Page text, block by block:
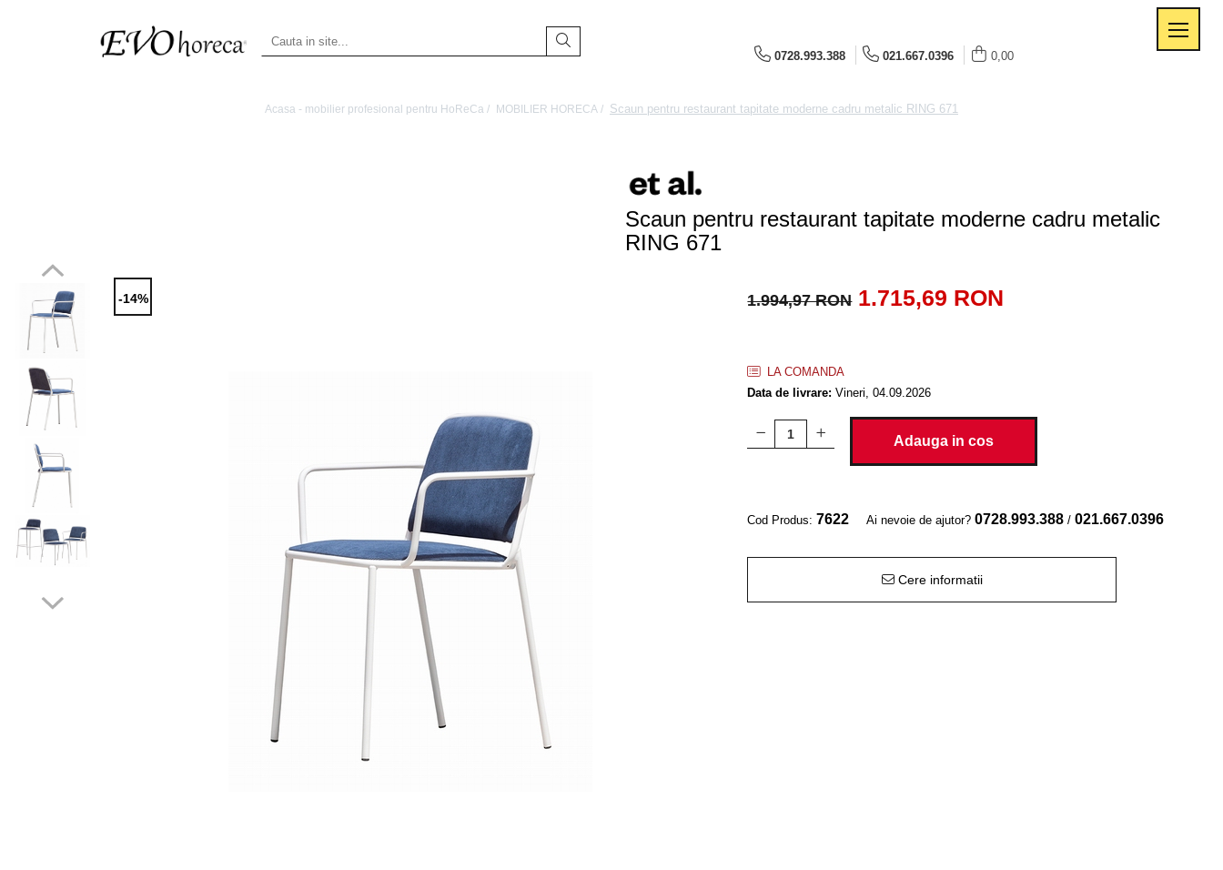
0728.993.388 021.667.0396 0,00
Acasa - mobilier profesional pentru HoReCa / MOBILIER HORECA / Scaun pentru restaurant tapitate moderne cadru metalic RING 671
Scaun pentru restaurant tapitate moderne cadru metalic
RING 671
-14% 1.994,97 RON 1.715,69 RON
LA COMANDA
Data de livrare: Vineri,04.09.2026
Adauga in cos
Cod Produs: 7622 Ai nevoie de ajutor? 0728.993.388 /021.667.0396
Cere informatii